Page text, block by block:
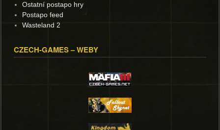
Ostatní postapo hry
Postapo feed
Wasteland 2
CZECH-GAMES – WEBY